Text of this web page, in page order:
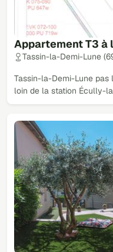
Appartement T3 à
Tassin-la-Demi-Lune
Tassin-la-Demi-Lune pas
loin de la station Écully-